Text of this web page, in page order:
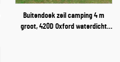
Buitendoek zeil camping 4 m
groot, 420D Oxford waterdicht